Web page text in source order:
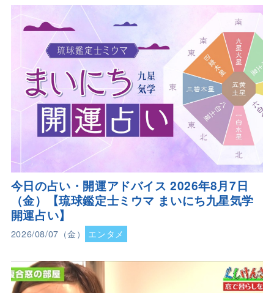
今日の占い・開運アドバイス 2026年8月7日
（金）【琉球鑑定士ミウマ まいにち九星気学
開運占い】
2026/08/07（金） エンタメ